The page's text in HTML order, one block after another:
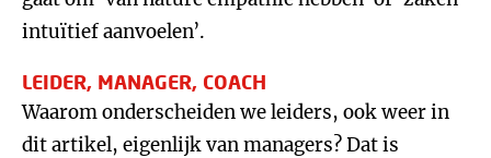
intuïtief aanvoelen’.
LEIDER, MANAGER, COACH
Waarom onderscheiden we leiders, ook weer in
dit artikel, eigenlijk van managers? Dat is